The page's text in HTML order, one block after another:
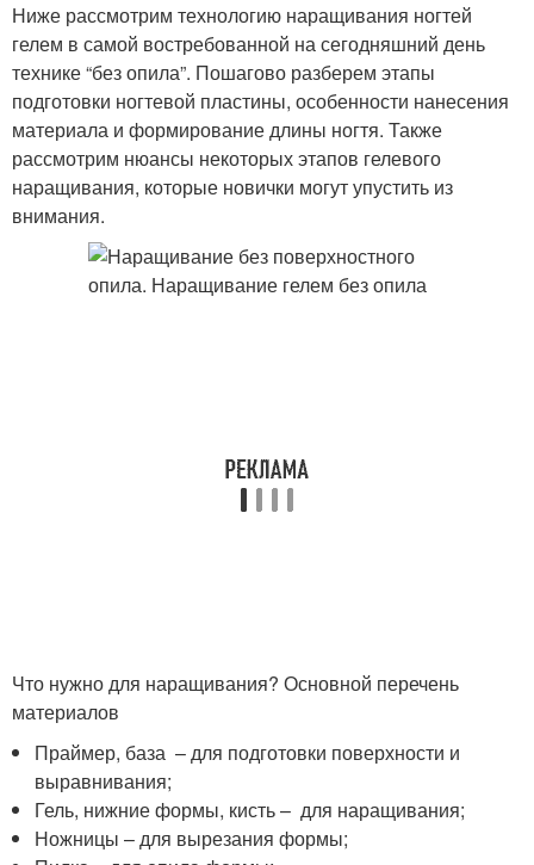
Ниже рассмотрим технологию наращивания ногтей
гелем в самой востребованной на сегодняшний день
технике “без опила”. Пошагово разберем этапы
подготовки ногтевой пластины, особенности нанесения
материала и формирование длины ногтя. Также
рассмотрим нюансы некоторых этапов гелевого
наращивания, которые новички могут упустить из
внимания.
Что нужно для наращивания? Основной перечень
материалов
Праймер, база – для подготовки поверхности и
выравнивания;
Гель, нижние формы, кисть – для наращивания;
Ножницы – для вырезания формы;